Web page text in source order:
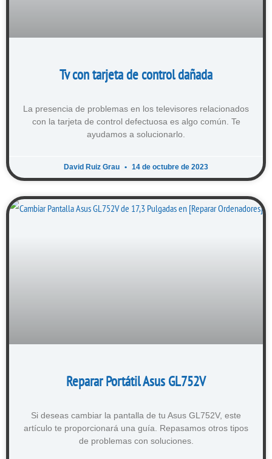
Tv con tarjeta de control dañada
La presencia de problemas en los televisores relacionados
con la tarjeta de control defectuosa es algo común. Te
ayudamos a solucionarlo.
David Ruiz Grau 14 de octubre de 2023
Reparar Portátil Asus GL752V
Si deseas cambiar la pantalla de tu Asus GL752V, este
artículo te proporcionará una guía. Repasamos otros tipos
de problemas con soluciones.